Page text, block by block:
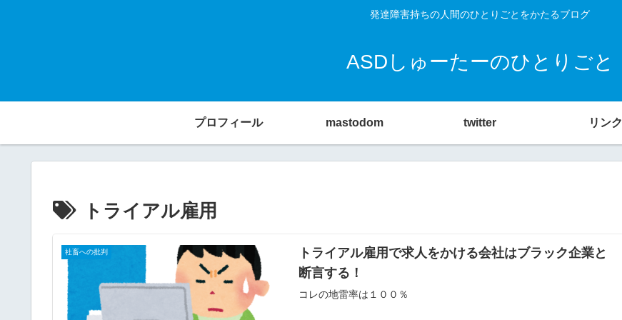
発達障害持ちの人間のひとりごとをかたるブログ
ASDしゅーたーのひとりごと
プロフィール mastodom twitter リンク
トライアル雇用
社畜への批判
トライアル雇用で求人をかける会社はブラック企業と
断言する！
コレの地雷率は１００％